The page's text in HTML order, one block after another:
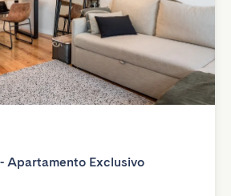
Apartamento Exclusivo